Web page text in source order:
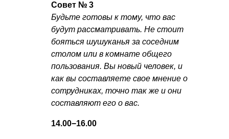
Совет № 3
Будьте готовы к тому, что вас
будут рассматривать. Не стоит
бояться шушуканья за соседним
столом или в комнате общего
пользования. Вы новый человек, и
как вы составляете свое мнение о
сотрудниках, точно так же и они
составляют его о вас.
14.00−16.00